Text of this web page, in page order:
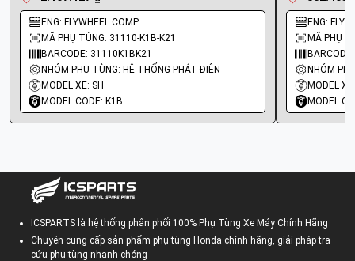
ENG: FLYWHEEL COMP
MÃ PHỤ TÙNG: 31110-K1B-K21
BARCODE: 31110K1BK21
NHÓM PHỤ TÙNG: HỆ THỐNG PHÁT ĐIỆN
MODEL XE: SH
MODEL CODE: K1B
ENG:
MÃ PHỤ
NHÓM
MODEL
MODEL
ICSPARTS là hệ thống phân phối 100% Phụ Tùng Xe Máy Chính Hãng
Chuyên cung cấp sản phẩm phụ tùng Honda chính hãng, giải pháp tra
cứu phụ tùng nhanh chóng